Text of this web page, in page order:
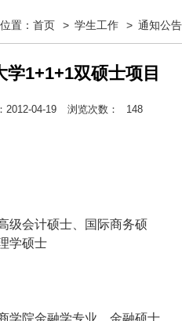
置： 首页 学生工作 通知公告
1+1+1双硕士项目
2012-04-19 浏览次数： 148
级会计硕士、国际商务硕
学硕士
学院金融学专业、金融硕士